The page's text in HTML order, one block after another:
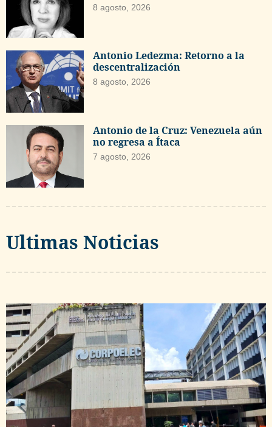
8 agosto, 2026
Antonio Ledezma: Retorno a la
descentralización
8 agosto, 2026
Antonio de la Cruz: Venezuela aún
no regresa a Ítaca
7 agosto, 2026
Ultimas Noticias